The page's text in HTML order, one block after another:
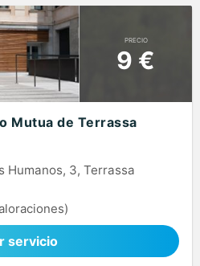
PRECIO
9 €
Mutua de Terrassa
Humanos, 3, Terrassa
servicio